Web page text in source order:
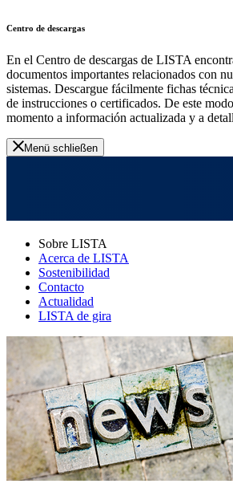
Centro de descargas
En el Centro de descargas de LISTA
documentos importantes relacionados con
sistemas. Descargue fácilmente fichas
de instrucciones o certificados. De este
momento a información actualizada y a
Menü schließen
Sobre LISTA
Acerca de LISTA
Sostenibilidad
Contacto
Actualidad
LISTA de gira